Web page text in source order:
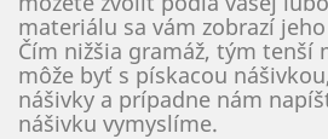
materiálu sa vám zobrazí
Čím nižšia gramáž, tým tenší
môže byť s pískacou
nášivky a prípadne nám
nášivku vymyslíme.